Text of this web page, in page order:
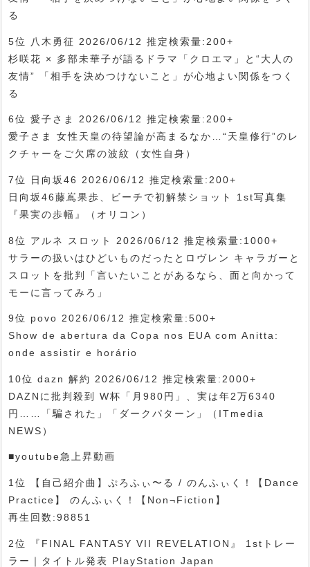
る
5位 八木勇征 2026/06/12 推定検索量:200+
杉咲花 × 多部未華子が語るドラマ「クロエマ」と“大人の
友情” 「相手を決めつけないこと」が心地よい関係をつく
る
6位 愛子さま 2026/06/12 推定検索量:200+
愛子さま 女性天皇の待望論が高まるなか…“天皇修行”のレ
クチャーをご欠席の波紋（女性自身）
7位 日向坂46 2026/06/12 推定検索量:200+
日向坂46藤嶌果歩、ビーチで初解禁ショット 1st写真集
『果実の歩幅』（オリコン）
8位 アルネ スロット 2026/06/12 推定検索量:1000+
サラーの扱いはひどいものだったとロヴレン キャラガーと
スロットを批判「言いたいことがあるなら、面と向かって
モーに言ってみろ」
9位 povo 2026/06/12 推定検索量:500+
Show de abertura da Copa nos EUA com Anitta:
onde assistir e horário
10位 dazn 解約 2026/06/12 推定検索量:2000+
DAZNに批判殺到 W杯「月980円」、実は年2万6340
円……「騙された」「ダークパターン」（ITmedia
NEWS）
■youtube急上昇動画
1位 【自己紹介曲】ぷろふぃ〜る / のんふぃく！【Dance
Practice】 のんふぃく！【Non¬Fiction】
再生回数:98851
2位 『FINAL FANTASY VII REVELATION』 1stトレー
ラー｜タイトル発表 PlayStation Japan